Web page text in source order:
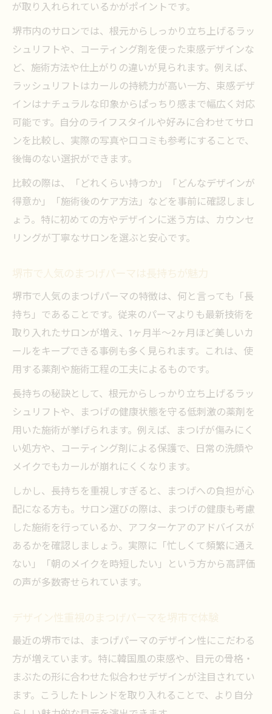
が取り入れられているかがポイントです。
堺市内のサロンでは、根元からしっかり立ち上げるラッ
シュリフトや、コーティング剤を使った束感デザインな
ど、施術方法や仕上がりの違いが見られます。例えば、
ラッシュリフトはカールの持続力が高い一方、束感デザ
インはナチュラルな印象からぱっちり感まで幅広く対応
可能です。自分のライフスタイルや好みに合わせてサロ
ンを比較し、実際の写真や口コミも参考にすることで、
後悔のない選択ができます。
比較の際は、「どれくらい持つか」「どんなデザインが
得意か」「施術後のケア方法」などを事前に確認しまし
ょう。特に初めての方やデザインに迷う方は、カウンセ
リングが丁寧なサロンを選ぶと安心です。
堺市で人気のまつげパーマは長持ちが魅力
堺市で人気のまつげパーマの特徴は、何と言っても「長
持ち」であることです。従来のパーマよりも最新技術を
取り入れたサロンが増え、1ヶ月半〜2ヶ月ほど美しいカ
ールをキープできる事例も多く見られます。これは、使
用する薬剤や施術工程の工夫によるものです。
長持ちの秘訣として、根元からしっかり立ち上げるラッ
シュリフトや、まつげの健康状態を守る低刺激の薬剤を
用いた施術が挙げられます。例えば、まつげが傷みにく
い処方や、コーティング剤による保護で、日常の洗顔や
メイクでもカールが崩れにくくなります。
しかし、長持ちを重視しすぎると、まつげへの負担が心
配になる方も。サロン選びの際は、まつげの健康も考慮
した施術を行っているか、アフターケアのアドバイスが
あるかを確認しましょう。実際に「忙しくて頻繁に通え
ない」「朝のメイクを時短したい」という方から高評価
の声が多数寄せられています。
デザイン性重視のまつげパーマを堺市で体験
最近の堺市では、まつげパーマのデザイン性にこだわる
方が増えています。特に韓国風の束感や、目元の骨格・
まぶたの形に合わせた似合わせデザインが注目されてい
ます。こうしたトレンドを取り入れることで、より自分